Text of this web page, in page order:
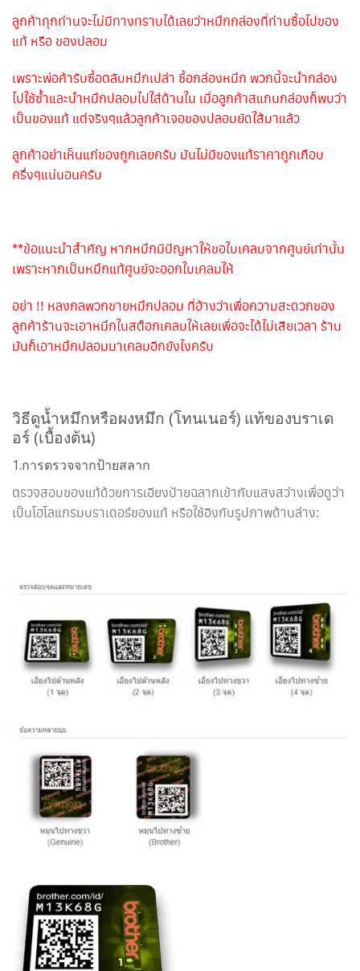
ลูกค้าทุกท่านจะไม่มีทางทราบได้เลยว่าหมึกกล่องที่ท่านซื้อไปของ
แท้ หรือ ของปลอม
เพราะพ่อค้ารับซื้อตลับหมึกเปล่า ซื้อกล่องหมึก พวกนี้จะนำกล่อง
ไปใช้ซ้ำและนำหมึกปลอมไปใส่ด้านใน เมื่อลูกค้าสแกนกล่องก็พบว่า
เป็นของแท้ แต่จริงๆแล้วลูกค้าเจอของปลอมยัดใส้มาแล้ว
ลูกค้าอย่าเห็นแก่ของถูกเลยครับ มันไม่มีของแท้ราคาถูกเกือบ
ครึ่งๆแน่นอนครับ
**ข้อแนะนำสำคัญ หากหมึกมีปัญหาให้ขอใบเคลมจากศูนย์เท่านั้น
เพราะหากเป็นหมึกแท้ศูนย์จะออกใบเคลมให้
อย่า !! หลงกลพวกขายหมึกปลอม ที่อ้างว่าเพื่อความสะดวกของ
ลูกค้าร้านจะเอาหมึกในสต๊อกเคลมให้เลยเพื่อจะได้ไม่เสียเวลา ร้าน
มันก็เอาหมึกปลอมมาเคลมอีกยังไงครับ
วิธีดูน้ำหมึกหรือผงหมึก (โทนเนอร์) แท้ของบราเด
อร์ (เบื้องต้น)
1.การตรวจจากป้ายสลาก
ตรวจสอบของแท้ด้วยการเอียงป้ายฉลากเข้ากับแสงสว่างเพื่อดูว่า
เป็นโฮโลแกรมบราเดอร์ของแท้ หรือใช้อิงกับรูปภาพด้านล่าง: